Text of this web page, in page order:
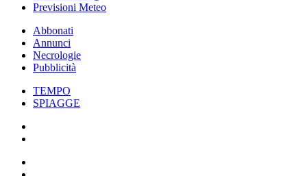
Previsioni Meteo
Abbonati
Annunci
Necrologie
Pubblicità
TEMPO
SPIAGGE